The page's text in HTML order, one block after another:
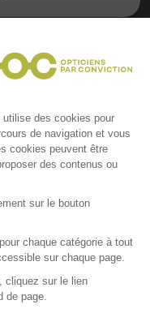
de la vue et
?
centrale d’achats et
indépendants
utilise des cookies pour
de navigation et vous
cookies peuvent être
des contenus ou
sur le bouton
chaque catégorie à tout
sur chaque page.
cliquez sur le lien
de page.